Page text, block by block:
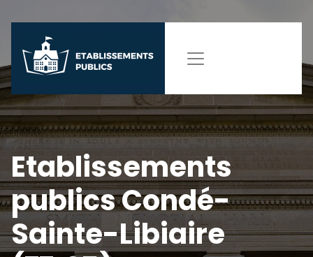
Etablissements
publics Condé-
Sainte-Libiaire